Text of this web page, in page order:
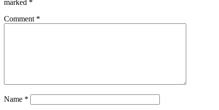
marked *
Comment *
Name *